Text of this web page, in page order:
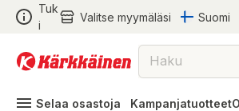
Tuk
i
Valitse myymäläsi Suomi
Selaa osastoja Kampanjatuotteet